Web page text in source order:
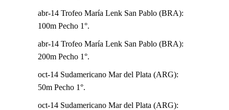
abr-14 Trofeo María Lenk San Pablo (BRA):
100m Pecho 1°.
abr-14 Trofeo María Lenk San Pablo (BRA):
200m Pecho 1°.
oct-14 Sudamericano Mar del Plata (ARG):
50m Pecho 1°.
oct-14 Sudamericano Mar del Plata (ARG):